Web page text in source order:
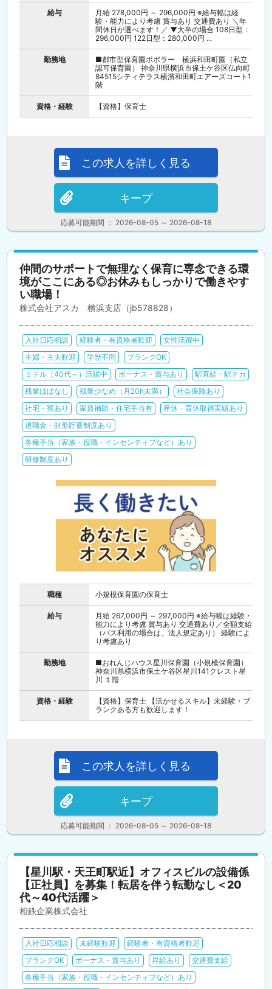
給与
月給 278,000円 ～ 296,000円 ※給与幅は経
験・能力により考慮 賞与あり 交通費あり ＼年
間休日が選べます！／ ▼大卒の場合 108日型：
296,000円 122日型：280,000円 ...
勤務地
■都市型保育園ポポラー 横浜和田町園（私立
認可保育園） 神奈川県横浜市保土ケ谷区仏向町
84515シティテラス横濱和田町エアーズコート1
階
資格・経験 【資格】保育士
応募可能期間 ： 2026-08-05 ～ 2026-08-18
この求人を詳しく見る
キープ
仲間のサポートで無理なく保育に専念できる環
境がここにある◎お休みもしっかりで働きやす
い職場！
株式会社アスカ 横浜支店（jb578828）
入社日応相談 経験者・有資格者歓迎
女性活躍中
主婦・主夫歓迎
学歴不問
ブランクOK
ミドル（40代～）活躍中
ボーナス・賞与あり
駅直結・駅チカ
残業ほぼなし
残業少なめ（月20h未満）
社会保険あり
社宅・寮あり
家賃補助・住宅手当有
産休・育休取得実績あり
退職金・財形貯蓄制度あり
各種手当（家族・役職・インセンティブなど）あり
研修制度あり
職種 小規模保育園の保育士
給与
月給 267,000円 ～ 297,000円 ※給与幅は経験・
能力により考慮 賞与あり 交通費あり／全額支給
（バス利用の場合は、法人規定あり） 経験によ
り考慮あり
勤務地
■おれんじハウス星川保育園（小規模保育園）
神奈川県横浜市保土ケ谷区星川141クレスト星
川 １階
資格・経験
【資格】保育士 【活かせるスキル】未経験・ブ
ランクある方も歓迎します！
応募可能期間 ： 2026-08-05 ～ 2026-08-18
この求人を詳しく見る
キープ
【星川駅・天王町駅近】オフィスビルの設備係
【正社員】を募集！転居を伴う転勤なし＜20
代～40代活躍＞
相鉄企業株式会社
入社日応相談 未経験歓迎
経験者・有資格者歓迎
ブランクOK
ボーナス・賞与あり 昇給あり
交通費支給
各種手当（家族・役職・インセンティブなど）あり